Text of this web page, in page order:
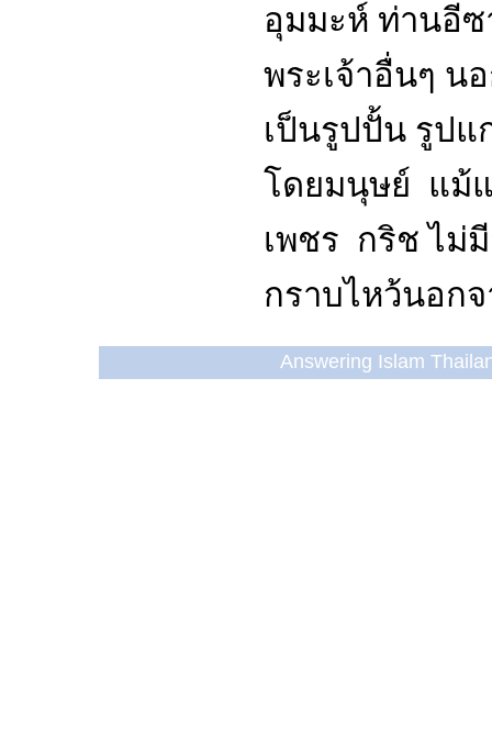
อุมมะห์ ท่านอี
พระเจ้าอื่นๆ น
เป็นรูปปั้น รูปแ
โดยมนุษย์ แม้
เพชร กริช ไม่
กราบไหว้นอก
Answering Islam